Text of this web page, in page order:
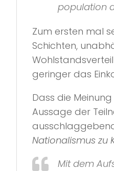
population
Zum ersten mal
Schichten,
geringer das
Dass die
Aussage der
Nationalismus zu
Mit dem